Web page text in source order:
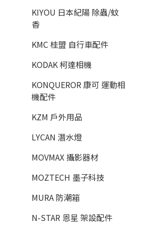
KIYOU 日本紀陽 除蟲/蚊
香
KMC 桂盟 自行車配件
KODAK 柯達相機
KONQUEROR 康可 運動相
機配件
KZM 戶外用品
LYCAN 潛水燈
MOVMAX 攝影器材
MOZTECH 墨子科技
MURA 防潮箱
N-STAR 恩星 架設配件